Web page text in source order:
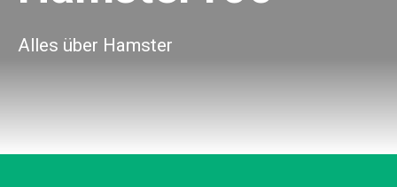
Alles über Hamster